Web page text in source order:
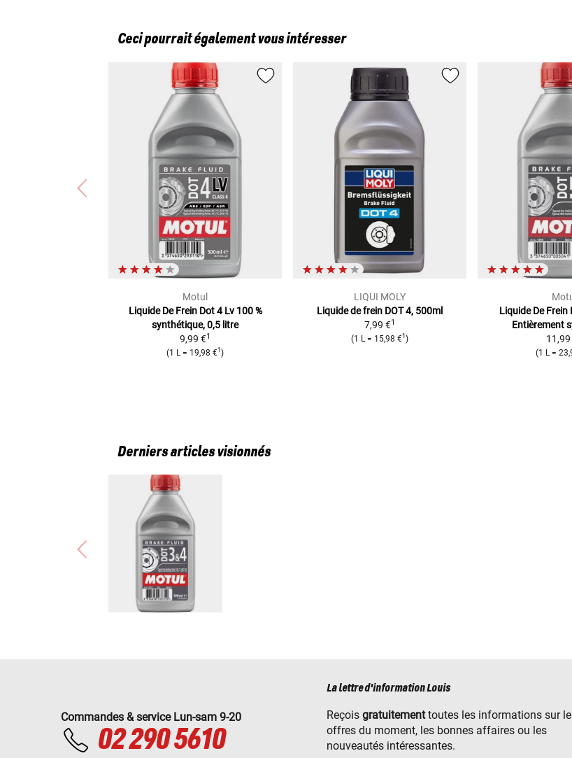
Ceci pourrait également vous intéresser
Motul
Liquide De Frein Dot 4 Lv 100 %
synthétique, 0,5 litre
9,99 €1
(1 L= 19,98 €1 )
LIQUI MOLY
Liquide de frein DOT 4, 500ml
7,99 €1
(1 L= 15,98 €1 )
Liquide De Frein
Entièrement
(1 L=
Derniers articles visionnés
Commandes & service Lun-sam 9-20
02 290 5610
La lettre d'information Louis
Reçois gratuitementtoutes les informations sur
offres du moment, les bonnes affaires ou les
nouveautés intéressantes.